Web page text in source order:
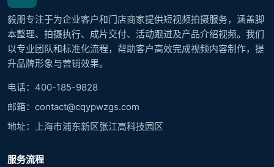
毅朋专注于为企业客户和门店商家提供短视频拍摄服务，涵盖脚
本整理、拍摄执行、成片交付、活动跟进及产品介绍视频。我们
以专业团队和标准化流程，帮助客户高效完成视频内容制作，提
升品牌形象与营销效果。
电话：400-185-9828
邮箱：contact@cqypwzgs.com
地址：上海市浦东新区张江高科技园区
服务流程